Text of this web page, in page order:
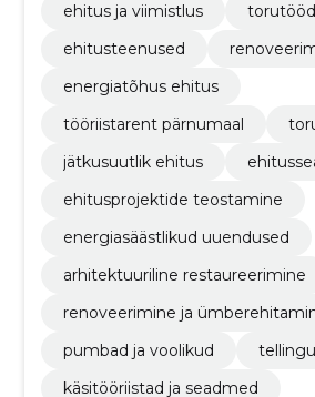
ehitus ja viimistlus
torutööd
ehitusteenused
energiatõhus ehitus
tööriistarent pärnumaal
jätkusuutlik ehitus
ehitusprojektide teostamine
energiasäästlikud uuendused
arhitektuuriline restaureerimine
renoveerimine ja
pumbad ja voolikud
käsitööriistad ja seadmed